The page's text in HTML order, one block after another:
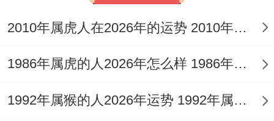
技能提升：自我成长得关键;2025年七月属
这解释了什么东西？在这个快变化得时代、
除非通过一直学习；才能同上时代得步伐.
2010年属虎人在2026年的运势 2010年属虎人2026
1986年属虎的人2026年怎么样 1986年属虎的5位吉利数字
1992年属猴的人2026年运势 1992年属猴人2026年运势及运程